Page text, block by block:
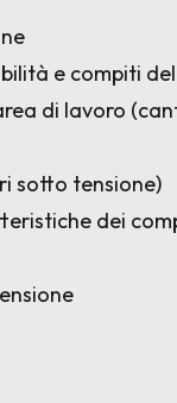
e compiti
di lavoro
sotto tensione)
dei